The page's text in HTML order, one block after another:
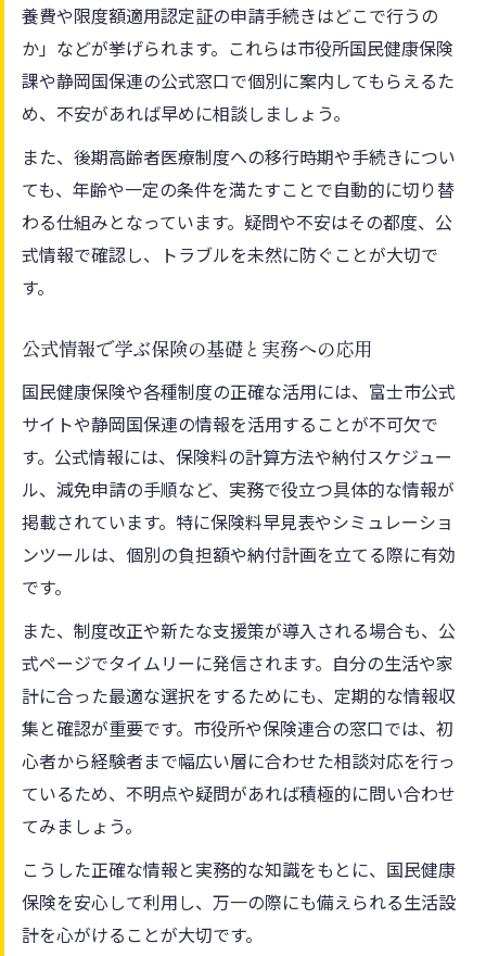
養費や限度額適用認定証の申請手続きはどこで行うの
か」などが挙げられます。これらは市役所国民健康保険
課や静岡国保連の公式窓口で個別に案内してもらえるた
め、不安があれば早めに相談しましょう。
また、後期高齢者医療制度への移行時期や手続きについ
ても、年齢や一定の条件を満たすことで自動的に切り替
わる仕組みとなっています。疑問や不安はその都度、公
式情報で確認し、トラブルを未然に防ぐことが大切で
す。
公式情報で学ぶ保険の基礎と実務への応用
国民健康保険や各種制度の正確な活用には、富士市公式
サイトや静岡国保連の情報を活用することが不可欠で
す。公式情報には、保険料の計算方法や納付スケジュー
ル、減免申請の手順など、実務で役立つ具体的な情報が
掲載されています。特に保険料早見表やシミュレーショ
ンツールは、個別の負担額や納付計画を立てる際に有効
です。
また、制度改正や新たな支援策が導入される場合も、公
式ページでタイムリーに発信されます。自分の生活や家
計に合った最適な選択をするためにも、定期的な情報収
集と確認が重要です。市役所や保険連合の窓口では、初
心者から経験者まで幅広い層に合わせた相談対応を行っ
ているため、不明点や疑問があれば積極的に問い合わせ
てみましょう。
こうした正確な情報と実務的な知識をもとに、国民健康
保険を安心して利用し、万一の際にも備えられる生活設
計を心がけることが大切です。